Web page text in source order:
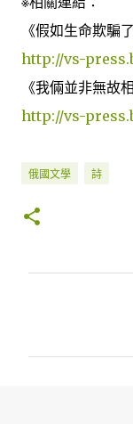
《假如生命欺騙
http://vs-
《我倆並非無故
http://vs-
俄國文學 詩